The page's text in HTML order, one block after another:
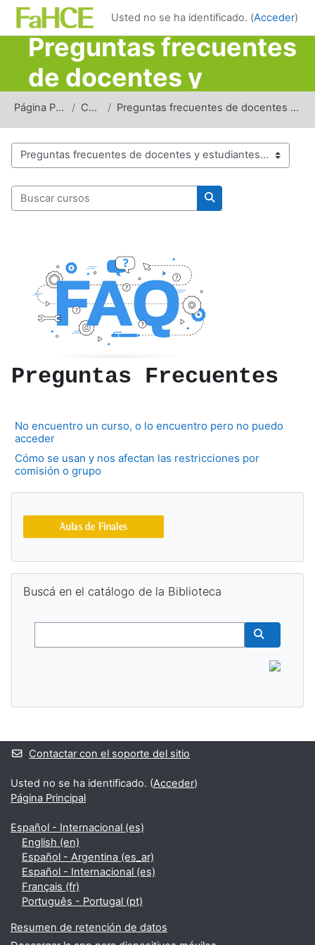
Salta al contenido principal
Usted no se ha identificado. (Acceder)
Preguntas frecuentes
de docentes y
estudiantes - FAQ
Página Principal Cursos Preguntas frecuentes de docentes y estudiantes - FAQ
Categorías
Buscar cursos
Buscar cursos
Preguntas Frecuentes
No encuentro un curso, o lo encuentro pero no puedo
acceder
Cómo se usan y nos afectan las restricciones por
comisión o grupo
Bloques
Buscá en el catálogo de la Biblioteca
Buscar
Bloques suplementarios
Contactar con el soporte del sitio
Usted no se ha identificado. (Acceder)
Página Principal
Español - Internacional ‎(es)‎
English ‎(en)‎
Español - Argentina ‎(es_ar)‎
Español - Internacional ‎(es)‎
Français ‎(fr)‎
Português - Portugal ‎(pt)‎
Resumen de retención de datos